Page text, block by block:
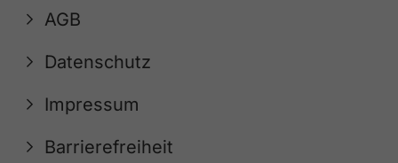
AGB
Datenschutz
Impressum
Barrierefreiheit